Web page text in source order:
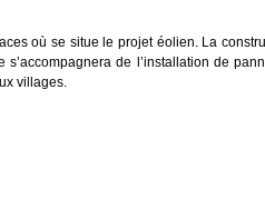
où se situe le projet éolien. La
de l’installation de
villages.